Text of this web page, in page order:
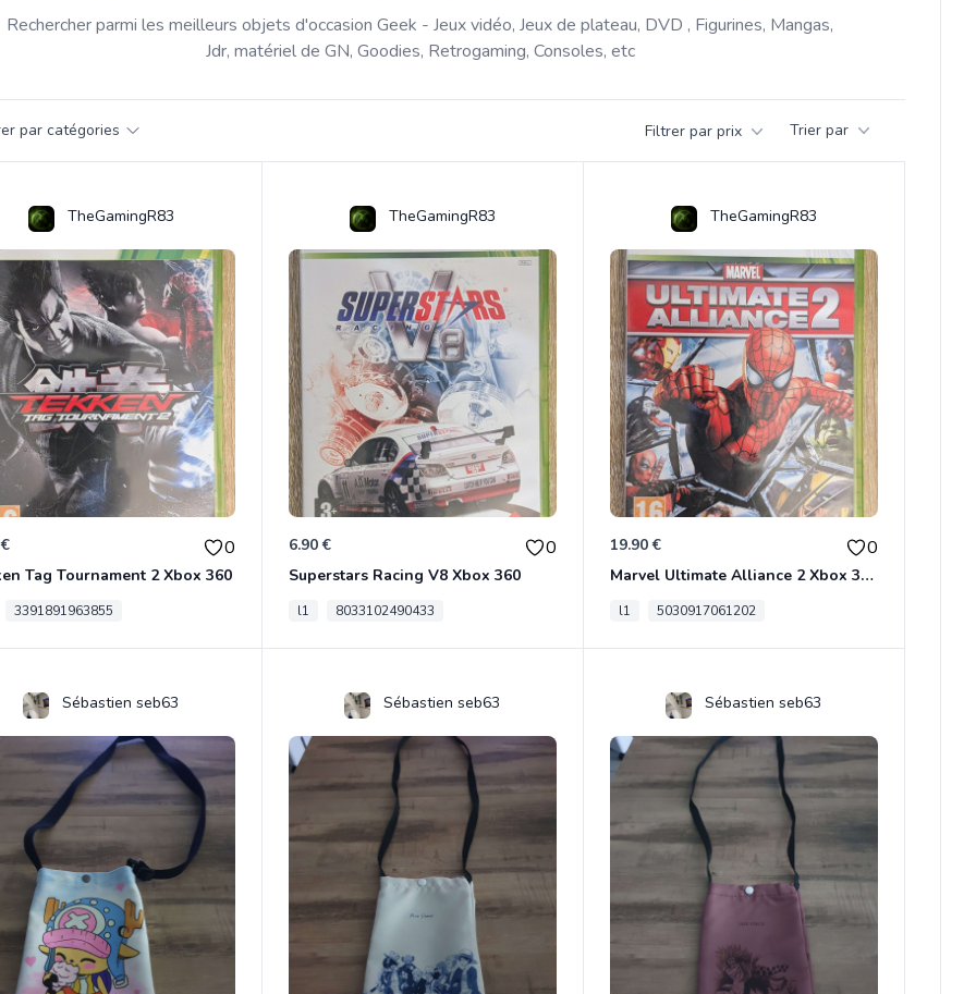
Rechercher parmi les meilleurs objets d'occasion Geek - Jeux vidéo, Jeux de plateau, DVD , Figurines, Mangas,
Jdr, matériel de GN, Goodies, Retrogaming, Consoles, etc
par catégories Filtrer par prix Trier par
TheGamingR83
0
Tag Tournament 2 Xbox 360
3391891963855
TheGamingR83
6.90 € 0
Superstars Racing V8 Xbox 360
l1 8033102490433
TheGamingR83
19.90 € 0
Marvel Ultimate Alliance 2 Xbox 360
l1 5030917061202
Sébastien seb63 Sébastien seb63 Sébastien seb63